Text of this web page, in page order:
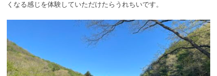
くなる感じを体験していただけたらうれちいです。